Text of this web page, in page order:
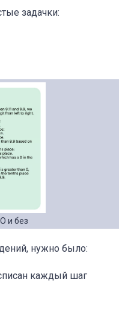
задачки:
и без
нужно было:
каждый шаг